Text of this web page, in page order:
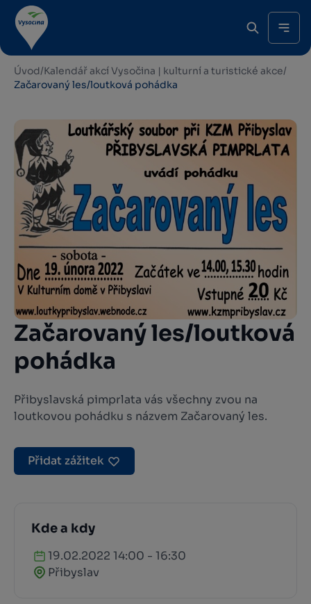
Úvod/Kalendář akcí Vysočina | kulturní a turistické akce/
Začarovaný les/loutková pohádka
Začarovaný les/loutková
pohádka
Přibyslavská pimprlata vás všechny zvou na
loutkovou pohádku s názvem Začarovaný les.
Přidat zážitek
Kde a kdy
19.02.2022 14:00 - 16:30
Přibyslav